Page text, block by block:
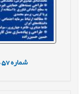
شماره57